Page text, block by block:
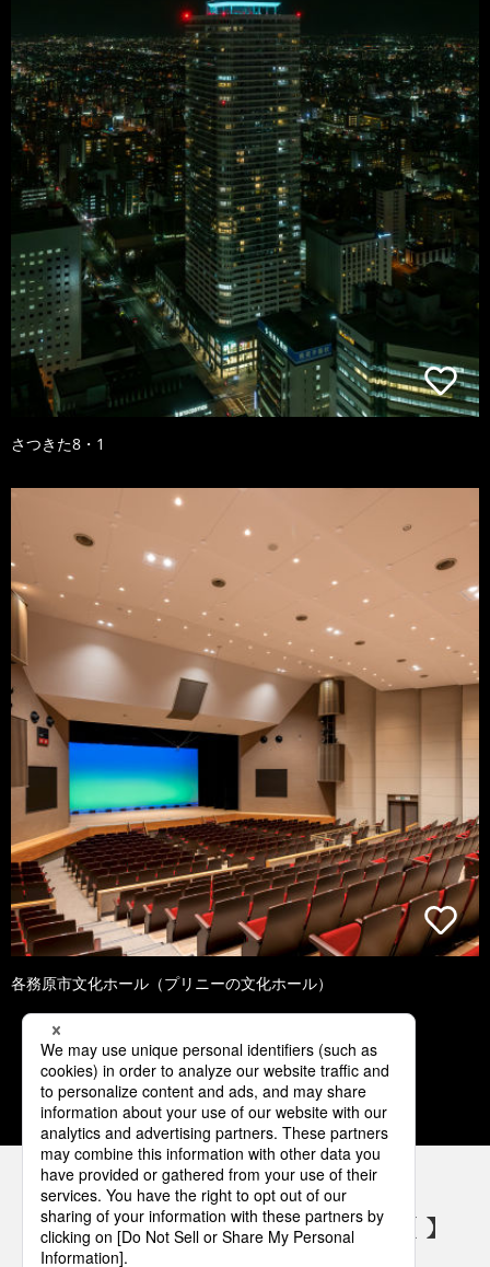
さつきた8・1
各務原市文化ホール（プリニーの文化ホール）
1 2 3 4 5
パナソニックの電気設備 SNSアカウント